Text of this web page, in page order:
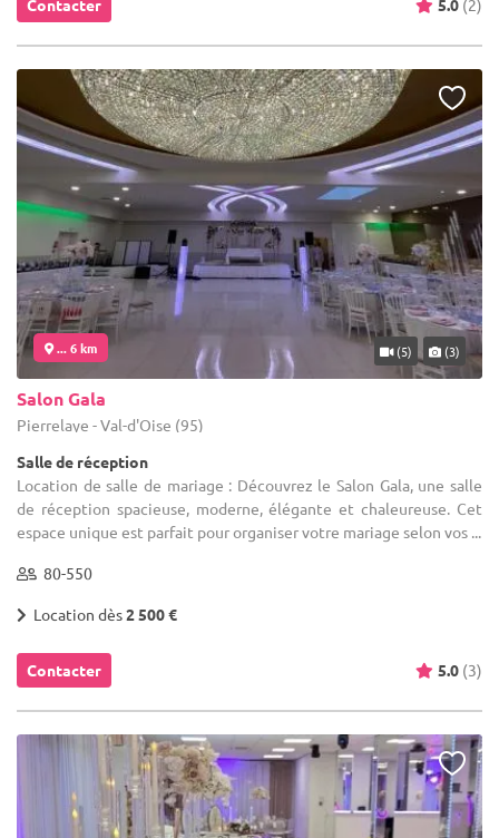
Contacter 5.0 (2)
... 6 km (5) (3)
Salon Gala
Pierrelaye - Val-d'Oise (95)
Salle de réception
Location de salle de mariage : Découvrez le Salon Gala, une salle
de réception spacieuse, moderne, élégante et chaleureuse. Cet
espace unique est parfait pour organiser votre mariage selon vos ...
80-550
Location dès2 500 €
Contacter 5.0 (3)